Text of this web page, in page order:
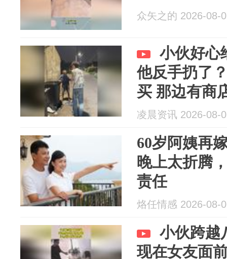
众矢之的 2026-08-
小伙好心
他反手扔了
买 那边有商
凌晨资讯 2026-08-
60岁阿姨再
晚上太折腾
责任
烙任情感 2026-08-
小伙跨越
现在女友面